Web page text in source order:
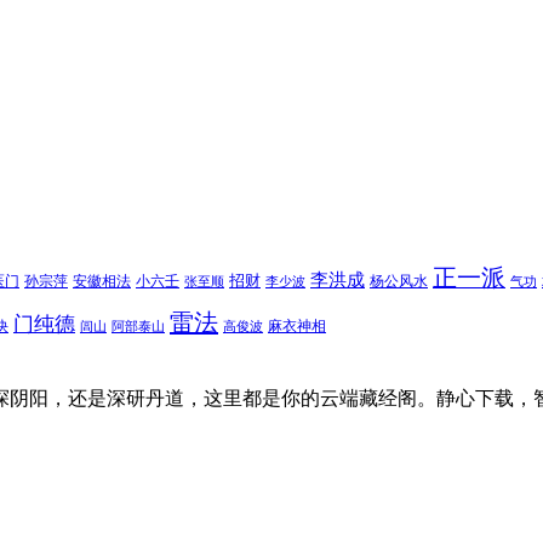
门 孙宗萍 安徽相法 小六壬 张至顺 招财 李少波 李洪成 杨公风水 正一派 气功
门纯德 闾山 阿部泰山 雷法 高俊波 麻衣神相
阳，还是深研丹道，这里都是你的云端藏经阁。静心下载